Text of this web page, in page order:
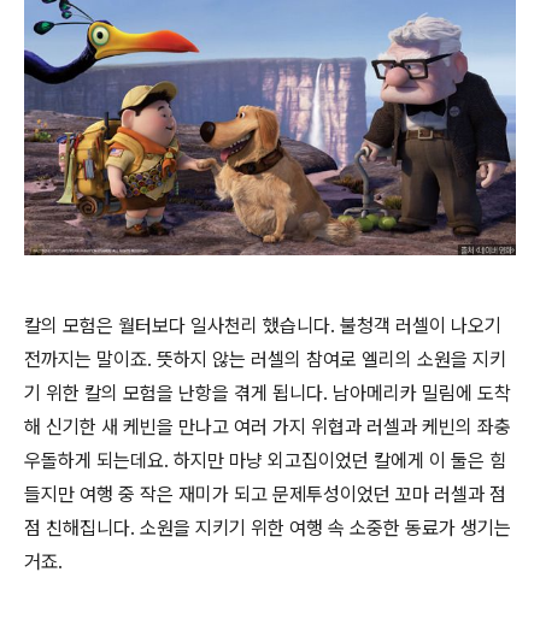
칼의 모험은 월터보다 일사천리 했습니다. 불청객 러셀이 나오기
전까지는 말이죠. 뜻하지 않는 러셀의 참여로 엘리의 소원을 지키
기 위한 칼의 모험을 난항을 겪게 됩니다. 남아메리카 밀림에 도착
해 신기한 새 케빈을 만나고 여러 가지 위협과 러셀과 케빈의 좌충
우돌하게 되는데요. 하지만 마냥 외고집이었던 칼에게 이 둘은 힘
들지만 여행 중 작은 재미가 되고 문제투성이었던 꼬마 러셀과 점
점 친해집니다. 소원을 지키기 위한 여행 속 소중한 동료가 생기는
거죠.